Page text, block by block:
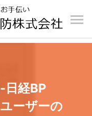
日経BP
ーザーの